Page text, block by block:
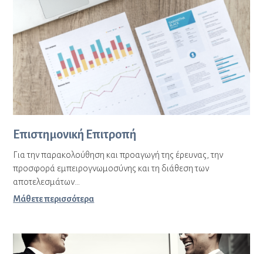
Επιστημονική Επιτροπή
Για την παρακολούθηση και προαγωγή της έρευνας, την
προσφορά εμπειρογνωμοσύνης και τη διάθεση των
αποτελεσμάτων…
Μάθετε περισσότερα